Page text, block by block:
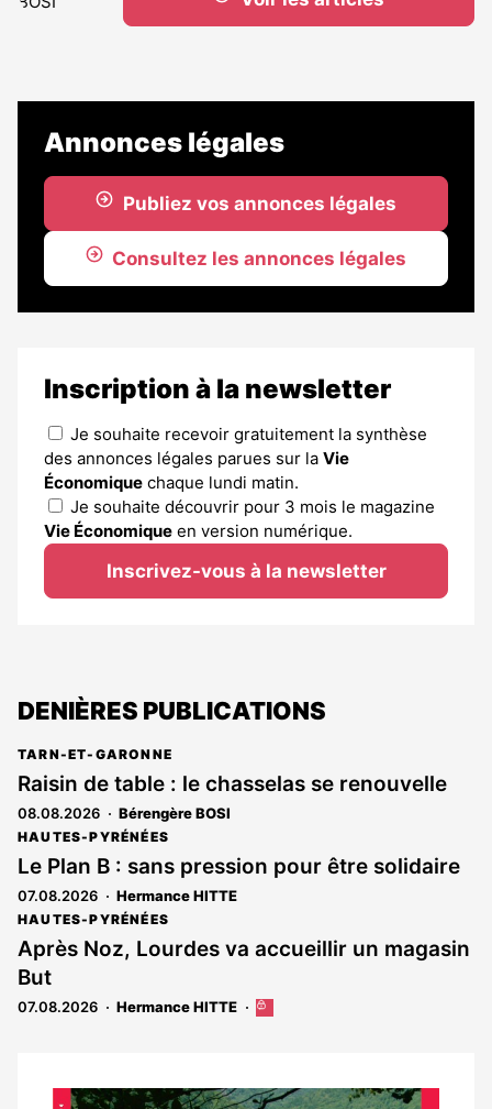
Annonces légales
Publiez vos annonces légales
Consultez les annonces légales
Inscription à la newsletter
Je souhaite recevoir gratuitement la synthèse
des annonces légales parues sur la Vie
Économique chaque lundi matin.
Je souhaite découvrir pour 3 mois le magazine
Vie Économique en version numérique.
Inscrivez-vous à la newsletter
DENIÈRES PUBLICATIONS
TARN-ET-GARONNE
Raisin de table : le chasselas se renouvelle
08.08.2026 Bérengère BOSI
HAUTES-PYRÉNÉES
Le Plan B : sans pression pour être solidaire
07.08.2026 Hermance HITTE
HAUTES-PYRÉNÉES
Après Noz, Lourdes va accueillir un magasin
But
07.08.2026 Hermance HITTE
Cet
aux